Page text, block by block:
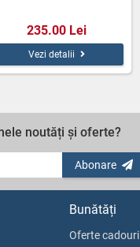
235.00 Lei
Vezi detalii
noutăți și oferte?
Abonare
Bunătăți
Oferte cadouri